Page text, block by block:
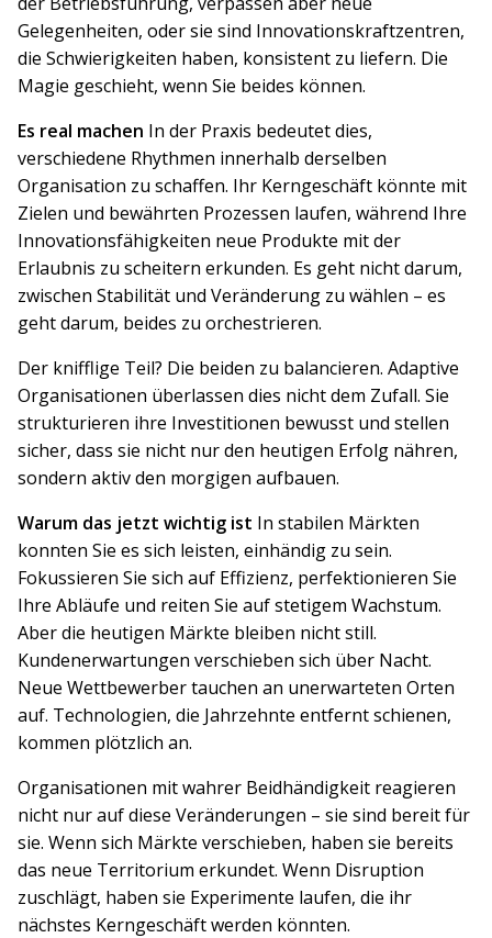
Gelegenheiten, oder sie sind Innovationskraftzentren,
die Schwierigkeiten haben, konsistent zu liefern. Die
Magie geschieht, wenn Sie beides können.
Es real machen In der Praxis bedeutet dies,
verschiedene Rhythmen innerhalb derselben
Organisation zu schaffen. Ihr Kerngeschäft könnte mit
Zielen und bewährten Prozessen laufen, während Ihre
Innovationsfähigkeiten neue Produkte mit der
Erlaubnis zu scheitern erkunden. Es geht nicht darum,
zwischen Stabilität und Veränderung zu wählen – es
geht darum, beides zu orchestrieren.
Der knifflige Teil? Die beiden zu balancieren. Adaptive
Organisationen überlassen dies nicht dem Zufall. Sie
strukturieren ihre Investitionen bewusst und stellen
sicher, dass sie nicht nur den heutigen Erfolg nähren,
sondern aktiv den morgigen aufbauen.
Warum das jetzt wichtig ist In stabilen Märkten
konnten Sie es sich leisten, einhändig zu sein.
Fokussieren Sie sich auf Effizienz, perfektionieren Sie
Ihre Abläufe und reiten Sie auf stetigem Wachstum.
Aber die heutigen Märkte bleiben nicht still.
Kundenerwartungen verschieben sich über Nacht.
Neue Wettbewerber tauchen an unerwarteten Orten
auf. Technologien, die Jahrzehnte entfernt schienen,
kommen plötzlich an.
Organisationen mit wahrer Beidhändigkeit reagieren
nicht nur auf diese Veränderungen – sie sind bereit für
sie. Wenn sich Märkte verschieben, haben sie bereits
das neue Territorium erkundet. Wenn Disruption
zuschlägt, haben sie Experimente laufen, die ihr
nächstes Kerngeschäft werden könnten.